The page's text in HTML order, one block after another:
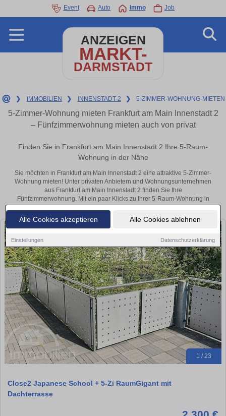
Alle Cookies akzeptieren Alle Cookies ablehnen
Einstellungen Datenschutzerklärung
Event Auto Immo Job
ANZEIGEN
MARKT-
DARMSTADT
❯ IMMOBILIEN ❯ INNENSTADT-2 ❯ 5-ZIMMER-WOHNUNG-MIETEN
5-Zimmer-Wohnung mieten Frankfurt am Main Innenstadt 2
– Fünfzimmerwohnung mieten auch von privat
Finden Sie in Frankfurt am Main Innenstadt 2 Ihre 5-Raum-
Wohnung in der Nähe
Sie möchten in Frankfurt am Main Innenstadt 2 eine attraktive 5-Zimmer-
Wohnung mieten! Unter privaten Anbietern und Wohnungsunternehmen
aus Frankfurt am Main Innenstadt 2 finden Sie Ihre
Fünfzimmerwohnung. Mit ein paar Klicks zu Ihrer 5-Raum-Wohnung in
der Nähe.
1 / 23
Close2 Japanese School + 5-Zi RaumGigant mit
Dachterrasse